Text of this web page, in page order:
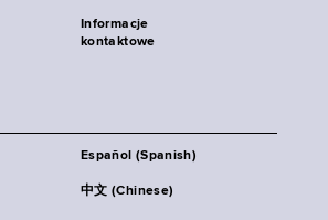
Informacje
kontaktowe
Español (Spanish)
中文 (Chinese)